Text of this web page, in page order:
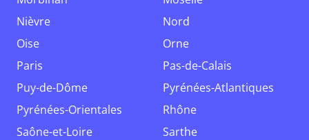
Nièvre
Nord
Oise
Orne
Paris
Pas-de-Calais
Puy-de-Dôme
Pyrénées-Atlantiques
Pyrénées-Orientales
Rhône
Saône-et-Loire
Sarthe